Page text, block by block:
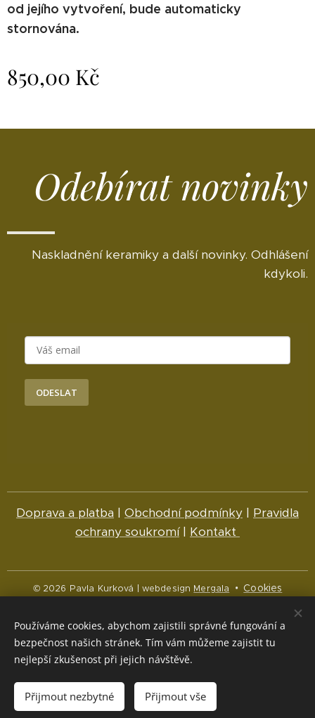
od jejího vytvoření, bude automaticky
stornována.
850,00 Kč
Odebírat novinky
Naskladnění keramiky a další novinky. Odhlášení
kdykoli.
ODESLAT
Doprava a platba | Obchodní podmínky | Pravidla
ochrany soukromí| Kontakt
© 2026 Pavla Kurková | webdesign Mergala Cookies
Čeština
English
Měna
CZK Kč
NOK kr EUR €
Používáme cookies, abychom zajistili správné fungování a
bezpečnost našich stránek. Tím vám můžeme zajistit tu
nejlepší zkušenost při jejich návštěvě.
Přijmout nezbytné Přijmout vše